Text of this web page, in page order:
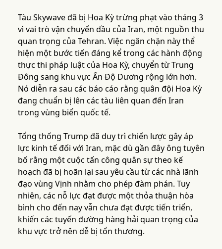
Tàu Skywave đã bị Hoa Kỳ trừng phạt vào tháng 3
vì vai trò vận chuyển dầu của Iran, một nguồn thu
quan trọng của Tehran. Việc ngăn chặn này thể
hiện một bước tiến đáng kể trong các hành động
thực thi pháp luật của Hoa Kỳ, chuyển từ Trung
Đông sang khu vực Ấn Độ Dương rộng lớn hơn.
Nó diễn ra sau các báo cáo rằng quân đội Hoa Kỳ
đang chuẩn bị lên các tàu liên quan đến Iran
trong vùng biển quốc tế.
Tổng thống Trump đã duy trì chiến lược gây áp
lực kinh tế đối với Iran, mặc dù gần đây ông tuyên
bố rằng một cuộc tấn công quân sự theo kế
hoạch đã bị hoãn lại sau yêu cầu từ các nhà lãnh
đạo vùng Vịnh nhằm cho phép đàm phán. Tuy
nhiên, các nỗ lực đạt được một thỏa thuận hòa
bình cho đến nay vẫn chưa đạt được tiến triển,
khiến các tuyến đường hàng hải quan trọng của
khu vực trở nên dễ bị tổn thương.